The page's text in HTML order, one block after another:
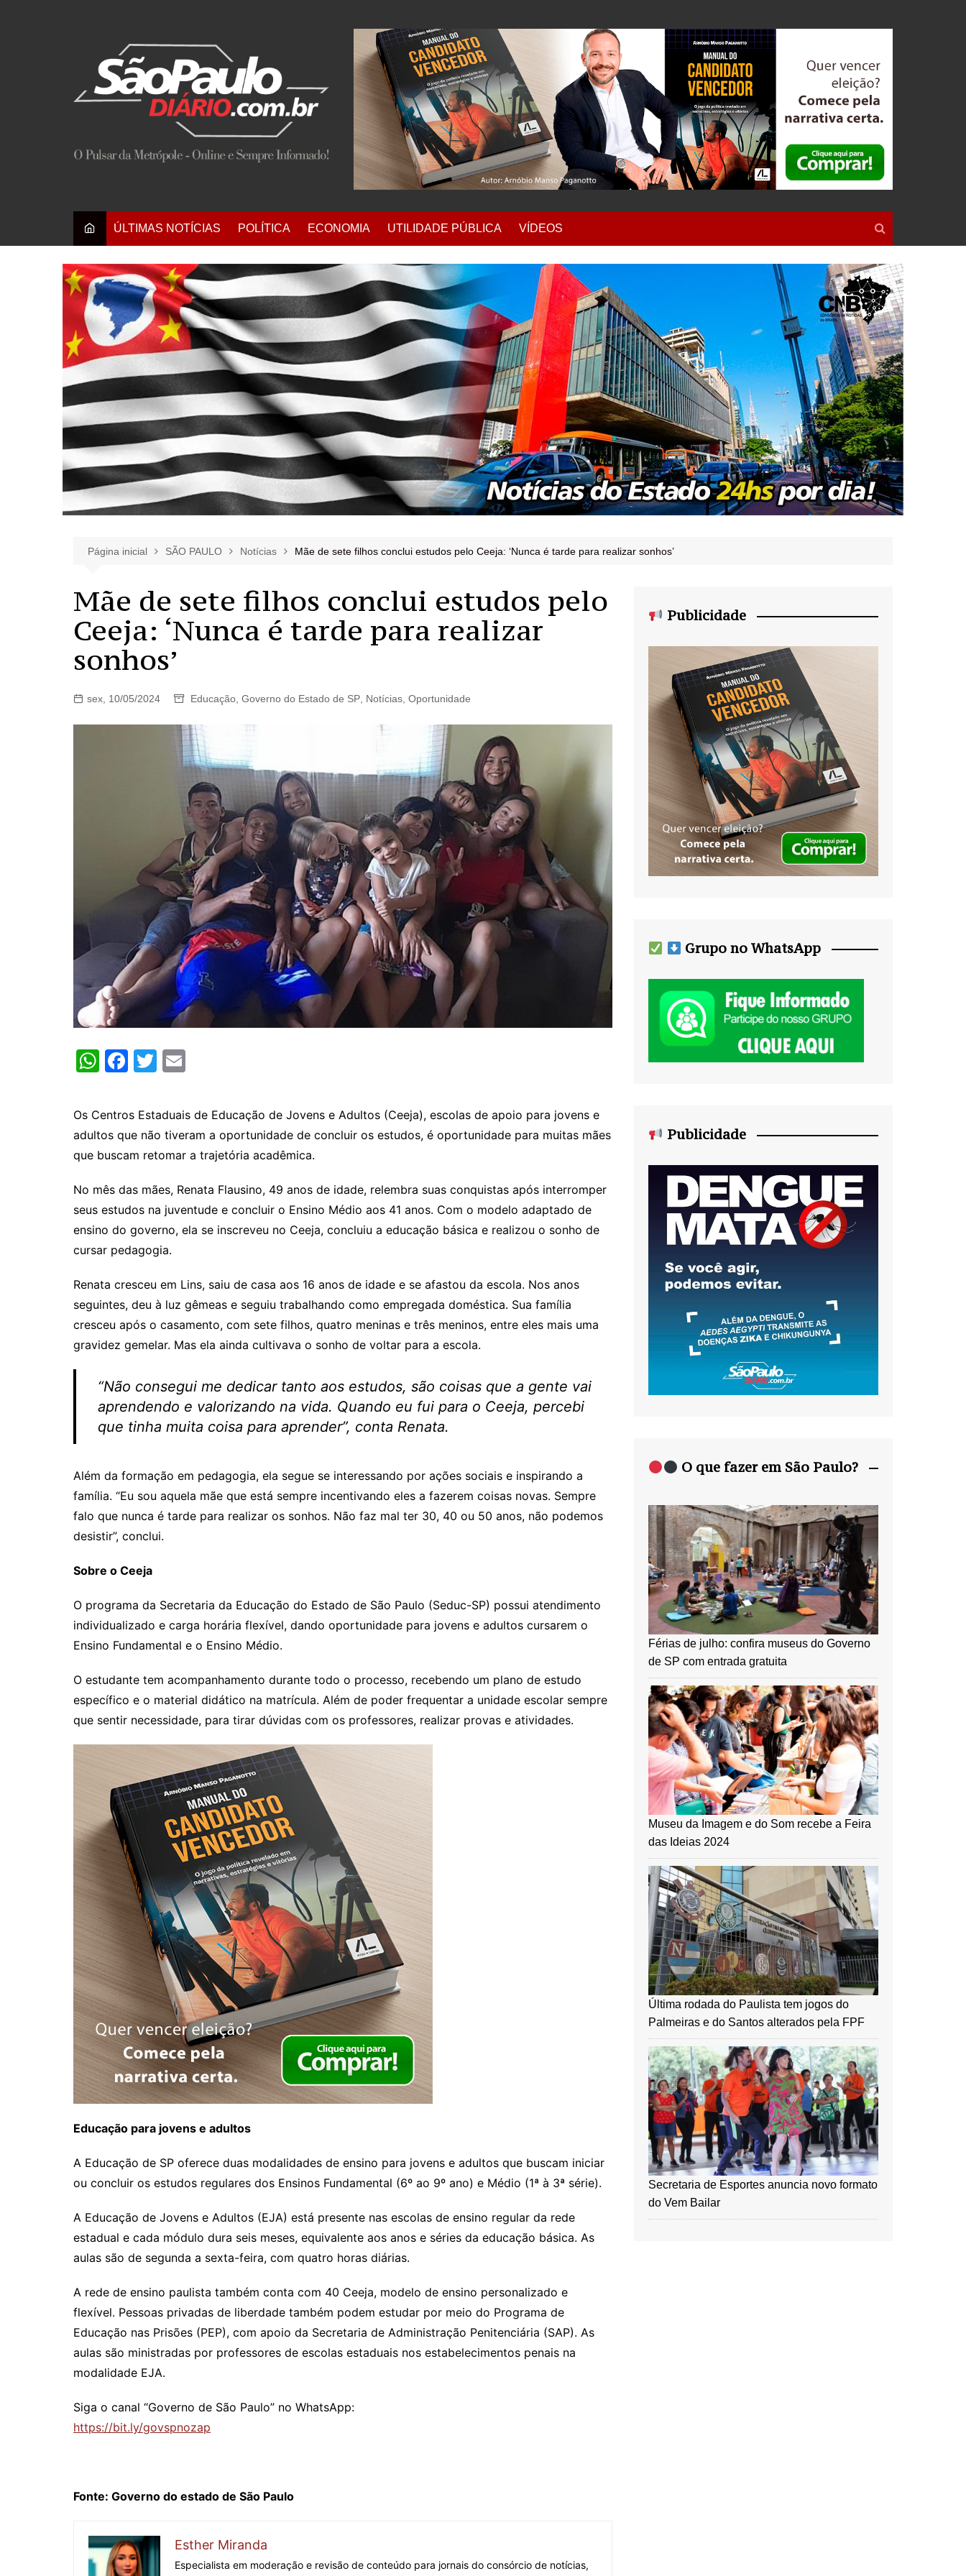
ÚLTIMAS NOTÍCIAS POLÍTICA ECONOMIA UTILIDADE PÚBLICA VÍDEOS
Página inicial SÃO PAULO Notícias Mãe de sete filhos conclui estudos pelo Ceeja: ‘Nunca é tarde para realizar sonhos’
Mãe de sete filhos conclui estudos pelo
Ceeja: ‘Nunca é tarde para realizar
sonhos’
sex, 10/05/2024 Educação, Governo do Estado de SP, Notícias, Oportunidade
W
at
s
A
p
F
c
e
b
o
k
T
itt
er
ai
l
Os Centros Estaduais de Educação de Jovens e Adultos (Ceeja), escolas de apoio para jovens e
adultos que não tiveram a oportunidade de concluir os estudos, é oportunidade para muitas mães
que buscam retomar a trajetória acadêmica.
No mês das mães, Renata Flausino, 49 anos de idade, relembra suas conquistas após interromper
seus estudos na juventude e concluir o Ensino Médio aos 41 anos. Com o modelo adaptado de
ensino do governo, ela se inscreveu no Ceeja, concluiu a educação básica e realizou o sonho de
cursar pedagogia.
Renata cresceu em Lins, saiu de casa aos 16 anos de idade e se afastou da escola. Nos anos
seguintes, deu à luz gêmeas e seguiu trabalhando como empregada doméstica. Sua família
cresceu após o casamento, com sete filhos, quatro meninas e três meninos, entre eles mais uma
gravidez gemelar. Mas ela ainda cultivava o sonho de voltar para a escola.
“Não consegui me dedicar tanto aos estudos, são coisas que a gente vai
aprendendo e valorizando na vida. Quando eu fui para o Ceeja, percebi
que tinha muita coisa para aprender”, conta Renata.
Além da formação em pedagogia, ela segue se interessando por ações sociais e inspirando a
família. “Eu sou aquela mãe que está sempre incentivando eles a fazerem coisas novas. Sempre
falo que nunca é tarde para realizar os sonhos. Não faz mal ter 30, 40 ou 50 anos, não podemos
desistir”, conclui.
Sobre o Ceeja
O programa da Secretaria da Educação do Estado de São Paulo (Seduc-SP) possui atendimento
individualizado e carga horária flexível, dando oportunidade para jovens e adultos cursarem o
Ensino Fundamental e o Ensino Médio.
O estudante tem acompanhamento durante todo o processo, recebendo um plano de estudo
específico e o material didático na matrícula. Além de poder frequentar a unidade escolar sempre
que sentir necessidade, para tirar dúvidas com os professores, realizar provas e atividades.
Educação para jovens e adultos
A Educação de SP oferece duas modalidades de ensino para jovens e adultos que buscam iniciar
ou concluir os estudos regulares dos Ensinos Fundamental (6º ao 9º ano) e Médio (1ª à 3ª série).
A Educação de Jovens e Adultos (EJA) está presente nas escolas de ensino regular da rede
estadual e cada módulo dura seis meses, equivalente aos anos e séries da educação básica. As
aulas são de segunda a sexta-feira, com quatro horas diárias.
A rede de ensino paulista também conta com 40 Ceeja, modelo de ensino personalizado e
flexível. Pessoas privadas de liberdade também podem estudar por meio do Programa de
Educação nas Prisões (PEP), com apoio da Secretaria de Administração Penitenciária (SAP). As
aulas são ministradas por professores de escolas estaduais nos estabelecimentos penais na
modalidade EJA.
Siga o canal “Governo de São Paulo” no WhatsApp:
https://bit.ly/govspnozap
Fonte: Governo do estado de São Paulo
Esther Miranda
Especialista em moderação e revisão de conteúdo para jornais do consórcio de notícias,
Publicidade
Grupo no WhatsApp
Publicidade
O que fazer em São Paulo?
Férias de julho: confira museus do Governo
de SP com entrada gratuita
Museu da Imagem e do Som recebe a Feira
das Ideias 2024
Última rodada do Paulista tem jogos do
Palmeiras e do Santos alterados pela FPF
Secretaria de Esportes anuncia novo formato
do Vem Bailar